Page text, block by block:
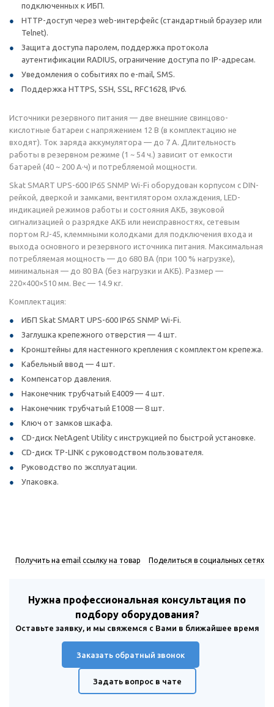
подключенных к ИБП.
HTTP-доступ через web-интерфейс (стандартный браузер или
Telnet).
Защита доступа паролем, поддержка протокола
аутентификации RADIUS, ограничение доступа по IP-адресам.
Уведомления о событиях по e-mail, SMS.
Поддержка HTTPS, SSH, SSL, RFC1628, IPv6.
Источники резервного питания — две внешние свинцово-
кислотные батареи с напряжением 12 В (в комплектацию не
входят). Ток заряда аккумулятора — до 7 А. Длительность
работы в резервном режиме (1 ~ 54 ч.) зависит от емкости
батарей (40 ~ 200 А·ч) и потребляемой мощности.
Skat SMART UPS-600 IP65 SNMP Wi-Fi оборудован корпусом с DIN-
рейкой, дверкой и замками, вентилятором охлаждения, LED-
индикацией режимов работы и состояния АКБ, звуковой
сигнализацией о разрядке АКБ или неисправностях, сетевым
портом RJ-45, клеммными колодками для подключения входа и
выхода основного и резервного источника питания. Максимальная
потребляемая мощность — до 680 ВА (при 100 % нагрузке),
минимальная — до 80 ВА (без нагрузки и АКБ). Размер —
220×400×510 мм. Вес — 14.9 кг.
Комплектация:
ИБП Skat SMART UPS-600 IP65 SNMP Wi-Fi.
Заглушка крепежного отверстия — 4 шт.
Кронштейны для настенного крепления с комплектом крепежа.
Кабельный ввод — 4 шт.
Компенсатор давления.
Наконечник трубчатый E4009 — 4 шт.
Наконечник трубчатый E1008 — 8 шт.
Ключ от замков шкафа.
CD-диск NetAgent Utility с инструкцией по быстрой установке.
CD-диск TP-LINK с руководством пользователя.
Руководство по эксплуатации.
Упаковка.
Получить на email ссылку на товар Поделиться в социальных сетях
Нужна профессиональная консультация по
подбору оборудования?
Оставьте заявку, и мы свяжемся с Вами в ближайшее время
Заказать обратный звонок
Задать вопрос в чате